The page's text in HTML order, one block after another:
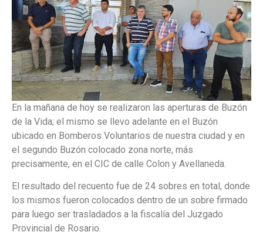
En la mañana de hoy se realizaron las aperturas de Buzón
de la Vida; el mismo se llevo adelante en el Buzón
ubicado en Bomberos Voluntarios de nuestra ciudad y en
el segundo Buzón colocado zona norte, más
precisamente, en el CIC de calle Colon y Avellaneda.
El resultado del recuento fue de 24 sobres en total, donde
los mismos fueron colocados dentro de un sobre firmado
para luego ser trasladados a la fiscalía del Juzgado
Provincial de Rosario.